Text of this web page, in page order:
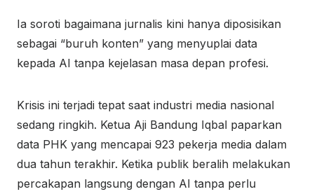
Ia soroti bagaimana jurnalis kini hanya diposisikan
sebagai “buruh konten” yang menyuplai data
kepada AI tanpa kejelasan masa depan profesi.
Krisis ini terjadi tepat saat industri media nasional
sedang ringkih. Ketua Aji Bandung Iqbal paparkan
data PHK yang mencapai 923 pekerja media dalam
dua tahun terakhir. Ketika publik beralih melakukan
percakapan langsung dengan AI tanpa perlu